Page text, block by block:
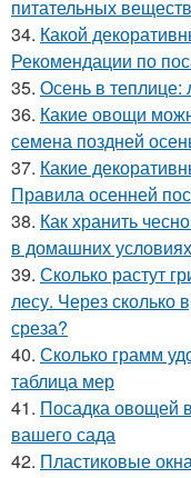
питательных веществ
34. Какой
Рекомендации по
35. Осень в теплице:
36. Какие овощи
семена поздней
37. Какие
Правила осенней
38. Как хранить
в домашних условиях
39. Сколько растут
лесу. Через сколько
среза?
40. Сколько грамм
таблица мер
41. Посадка овощей
вашего сада
42. Пластиковые